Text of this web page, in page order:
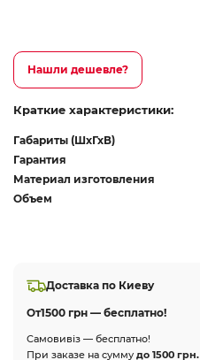
Нашли дешевле?
Краткие характеристики:
Габариты (ШхГхВ)
Гарантия
Материал изготовления
Объем
Доставка по Киеву
От1500 грн — бесплатно!
Самовивіз — бесплатно!
При заказе на сумму до 1500 грн.